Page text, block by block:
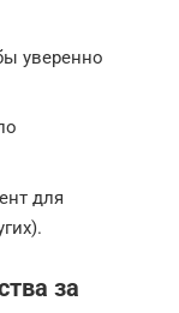
уверенно
для
за